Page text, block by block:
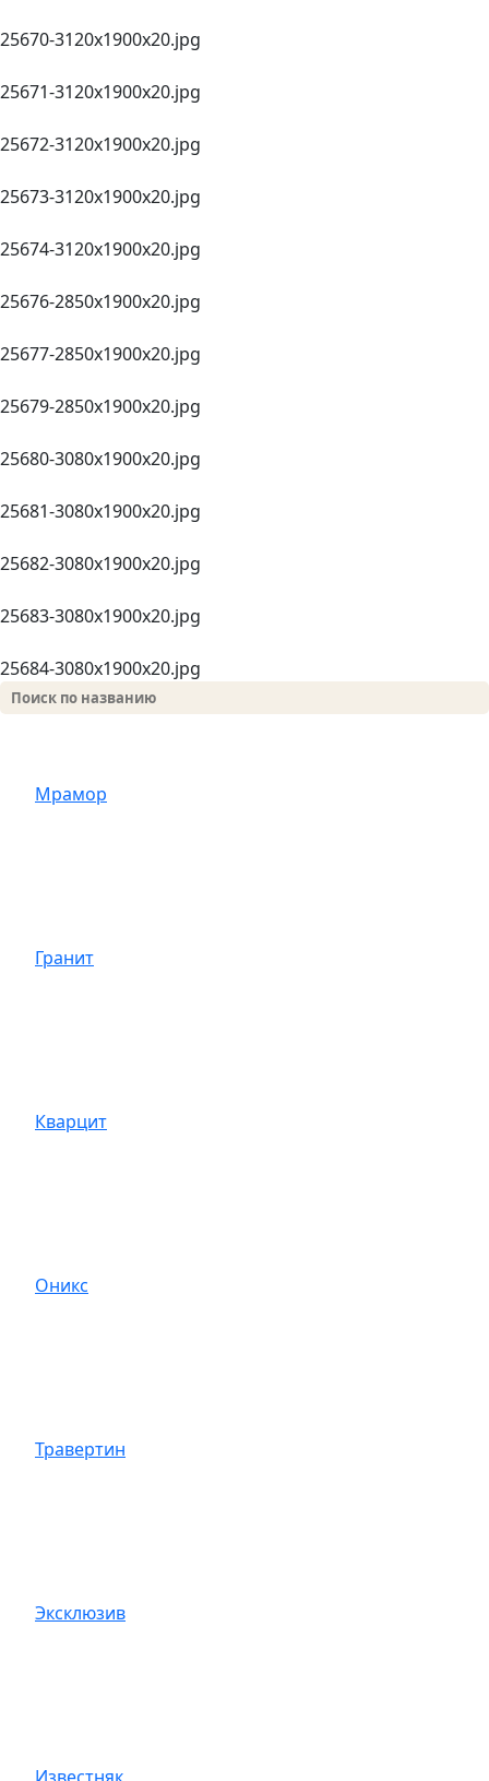
25670-3120х1900x20.jpg
25671-3120х1900x20.jpg
25672-3120х1900x20.jpg
25673-3120х1900x20.jpg
25674-3120х1900x20.jpg
25676-2850х1900x20.jpg
25677-2850х1900x20.jpg
25679-2850х1900x20.jpg
25680-3080х1900x20.jpg
25681-3080х1900x20.jpg
25682-3080х1900x20.jpg
25683-3080х1900x20.jpg
25684-3080х1900x20.jpg
Мрамор
Гранит
Кварцит
Оникс
Травертин
Эксклюзив